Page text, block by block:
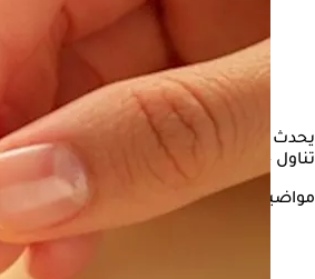
يحدث فرط أو ارتفاع الفيتامين د
تناول جرعات زائدة من مكملات فيتامين د
مواضيع ذات صلة